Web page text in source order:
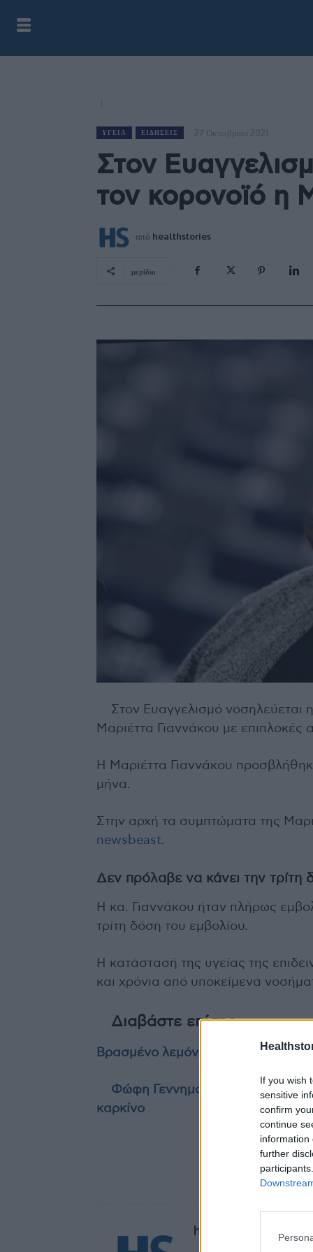
If you wish
sensitive
confirm
continue
information
further
ΥΓΕΊΑ ΕΙΔΉΣΕΙΣ 27 Οκτωβρίου 2021
Στον
τον κορονοϊό η
από healthstories
μερίδιο
Στον Ευαγγελισμό νοσηλεύεται
Μαριέττα Γιαννάκου με επιπλοκές
Η Μαριέττα Γιαννάκου
μήνα.
Στην αρχή τα συμπτώματα της
newsbeast.
Δεν πρόλαβε να κάνει την τρίτη
Η κα. Γιαννάκου ήταν πλήρως
τρίτη δόση του εμβολίου.
Η κατάστασή της υγείας της
και χρόνια από υποκείμενα
Διαβάστε επίσης
Βρασμένο λεμόνι με νερό – Τρεις
Φώφη Γεννηματά: Τι είχε πει
καρκίνο
Κορονοϊός
healthstories